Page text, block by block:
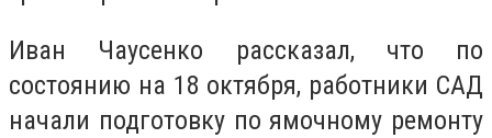
Иван Чаусенко рассказал, что по
состоянию на 18 октября, работники САД
начали подготовку по ямочному ремонту